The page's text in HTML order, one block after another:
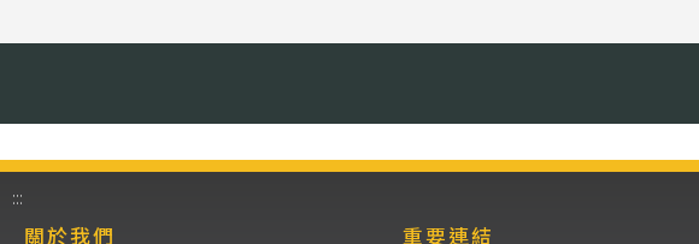
:::
關於我們
重要連結